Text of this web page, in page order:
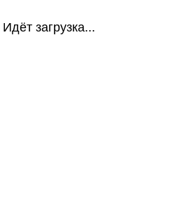
Идёт загрузка...